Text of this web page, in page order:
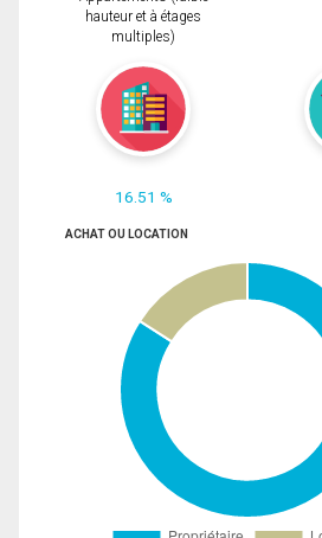
hauteur et à étages
multiples)
16.51 %
ACHAT OU LOCATION